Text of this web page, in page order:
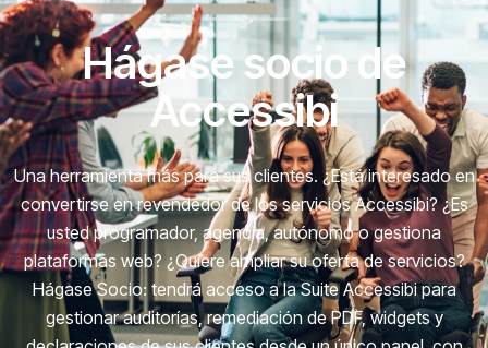
Hágase socio de
Accessibi
Una herramienta más para sus clientes. ¿Está interesado en
convertirse en revendedor de los servicios Accessibi? ¿Es
usted programador, agencia, autónomo o gestiona
plataformas web? ¿Quiere ampliar su oferta de servicios?
Hágase Socio: tendrá acceso a la Suite Accessibi para
gestionar auditorías, remediación de PDF, widgets y